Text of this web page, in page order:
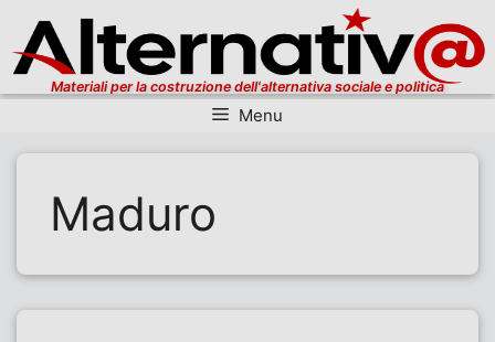
Materiali per la costruzione dell'alternativa sociale e politica
Menu
Maduro